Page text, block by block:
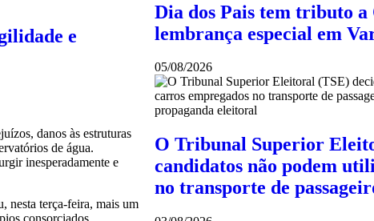
e
danos às estruturas
de água.
inesperadamente e
Dia dos Pais tem tributo
lembrança especial em
05/08/2026
O Tribunal Superior
candidatos não podem
no transporte de